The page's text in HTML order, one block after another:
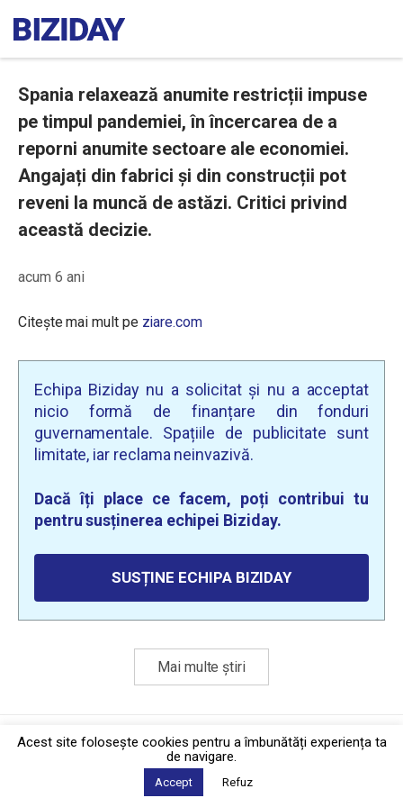
Spania relaxează anumite restricții impuse
pe timpul pandemiei, în încercarea de a
reporni anumite sectoare ale economiei.
Angajați din fabrici și din construcții pot
reveni la muncă de astăzi. Critici privind
această decizie.
acum 6 ani
Citește mai mult pe ziare.com
Echipa Biziday nu a solicitat și nu a acceptat
nicio formă de finanțare din fonduri
guvernamentale. Spațiile de publicitate sunt
limitate, iar reclama neinvazivă.
Dacă îți place ce facem, poți contribui tu
pentru susținerea echipei Biziday.
SUSȚINE ECHIPA BIZIDAY
Mai multe știri
Politica de confidențialitate·Contact
2026 © Biziday
Acest site foloseşte cookies pentru a îmbunătăți experiența ta
de navigare.
Accept Refuz